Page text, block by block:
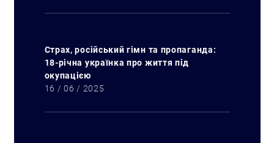
Страх, російський гімн та пропаганда:
18-річна українка про життя під
окупацією
16 / 06 / 2025